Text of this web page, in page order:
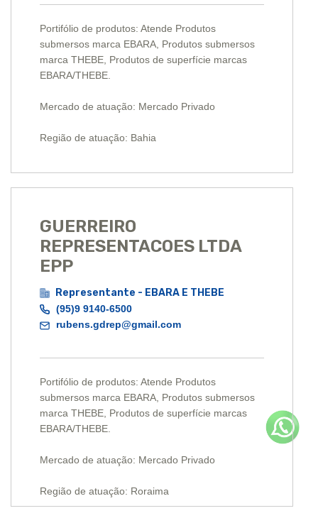
Portifólio de produtos: Atende Produtos
submersos marca EBARA, Produtos submersos
marca THEBE, Produtos de superfície marcas
EBARA/THEBE.
Mercado de atuação: Mercado Privado
Região de atuação: Bahia
GUERREIRO
REPRESENTACOES LTDA
EPP
Representante - EBARA E THEBE
(95)9 9140-6500
rubens.gdrep@gmail.com
Portifólio de produtos: Atende Produtos
submersos marca EBARA, Produtos submersos
marca THEBE, Produtos de superfície marcas
EBARA/THEBE.
Mercado de atuação: Mercado Privado
Região de atuação: Roraima